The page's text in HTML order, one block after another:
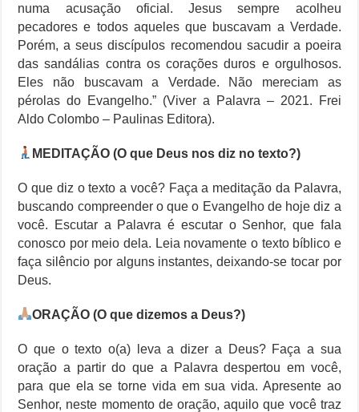
numa acusação oficial. Jesus sempre acolheu
pecadores e todos aqueles que buscavam a Verdade.
Porém, a seus discípulos recomendou sacudir a poeira
das sandálias contra os corações duros e orgulhosos.
Eles não buscavam a Verdade. Não mereciam as
pérolas do Evangelho.” (Viver a Palavra – 2021. Frei
Aldo Colombo – Paulinas Editora).
MEDITAÇÃO (O que Deus nos diz no texto?)
O que diz o texto a você? Faça a meditação da Palavra,
buscando compreender o que o Evangelho de hoje diz a
você. Escutar a Palavra é escutar o Senhor, que fala
conosco por meio dela. Leia novamente o texto bíblico e
faça silêncio por alguns instantes, deixando-se tocar por
Deus.
ORAÇÃO (O que dizemos a Deus?)
O que o texto o(a) leva a dizer a Deus? Faça a sua
oração a partir do que a Palavra despertou em você,
para que ela se torne vida em sua vida. Apresente ao
Senhor, neste momento de oração, aquilo que você traz